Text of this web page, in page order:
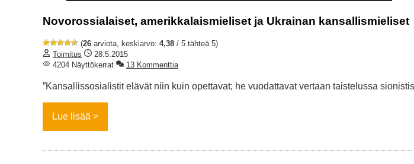
Novorossialaiset, amerikkalaismieliset ja Ukrainan kansallismieliset
(26 arviota, keskiarvo: 4,38 / 5 tähteä 5)
Toimitus
28.5.2015
4204 Näyttökerrat
13 Kommenttia
”Kansallissosialistit elävät niin kuin opettavat; he vuodattavat vertaan taistelussa
Lue lisää